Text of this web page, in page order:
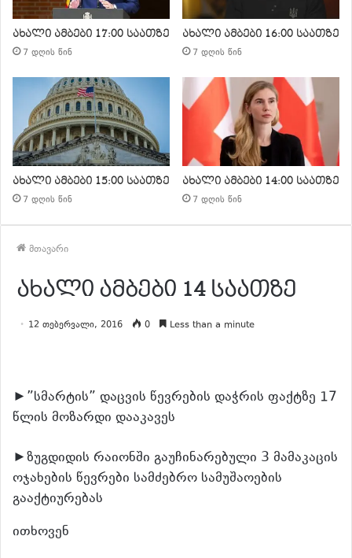
ახალი ამბები 17:00 საათზე
7 დღის წინ
ახალი ამბები 16:00 საათზე
7 დღის წინ
ახალი ამბები 15:00 საათზე
7 დღის წინ
ახალი ამბები 14:00 საათზე
7 დღის წინ
მთავარი
ახალი ამბები 14 საათზე
12 თებერვალი, 2016 0 Less than a minute
►”სმარტის” დაცვის წევრების დაჭრის ფაქტზე 17
წლის მოზარდი დააკავეს
►ზუგდიდის რაიონში გაუჩინარებული 3 მამაკაცის
ოჯახების წევრები სამძებრო სამუშაოების
გააქტიურებას
ითხოვენ